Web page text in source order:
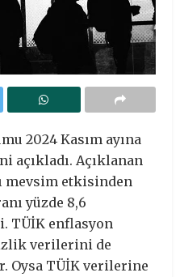
2024 Kasım ayına
Açıklanan
mevsim etkisinden
yüzde 8,6
TÜİK enflasyon
verilerini de
Oysa TÜİK verilerine